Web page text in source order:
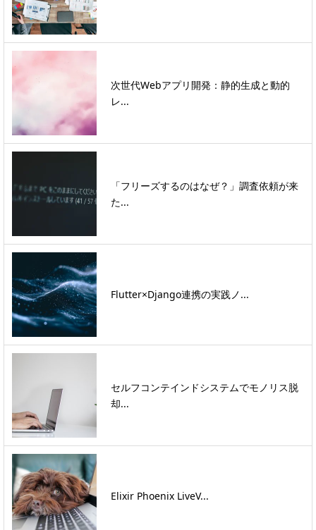
次世代Webアプリ開発：静的生成と動的
レ...
「フリーズするのはなぜ？」調査依頼が来
た...
Flutter×Django連携の実践ノ...
セルフコンテインドシステムでモノリス脱
却...
Elixir Phoenix LiveV...